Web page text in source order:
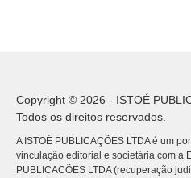
Copyright © 2026 - ISTOÉ
Todos os direitos reservados.
A ISTOÉ PUBLICAÇÕES LTDA é um
vinculação editorial e societária com a
PUBLICACÕES LTDA (recuperação